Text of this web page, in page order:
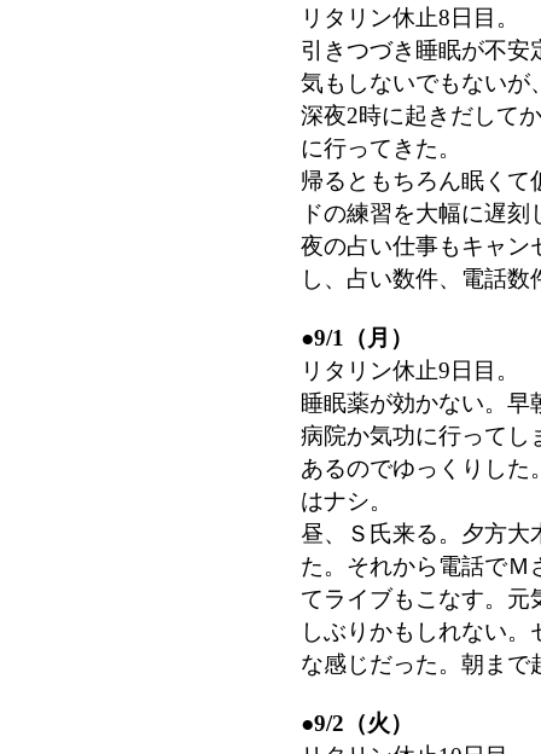
リタリン休止8日目。
引きつづき睡眠が不安
気もしないでもないが
深夜2時に起きだして
に行ってきた。
帰るともちろん眠くて
ドの練習を大幅に遅
夜の占い仕事もキャン
し、占い数件、電話数
●9/1（月）
リタリン休止9日目。
睡眠薬が効かない。
病院か気功に行ってし
あるのでゆっくりした
はナシ。
昼、Ｓ氏来る。夕方大
た。それから電話でＭ
てライブもこなす。元
しぶりかもしれない
な感じだった。朝まで
●9/2（火）